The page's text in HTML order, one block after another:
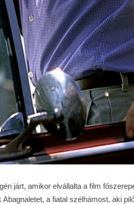
járt, amikor elvállalta a film
a fiatal szélhámost, aki